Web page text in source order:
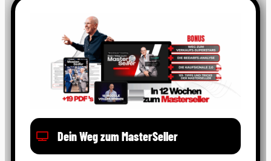
Dein Weg zum MasterSeller